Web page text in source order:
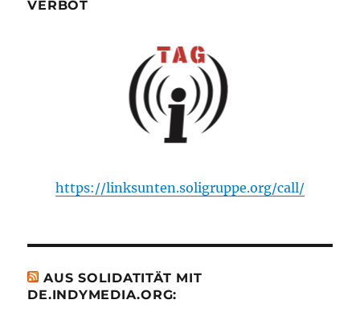
VERBOT
https://linksunten.soligruppe.org/call/
AUS SOLIDATITÄT MIT
DE.INDYMEDIA.ORG: